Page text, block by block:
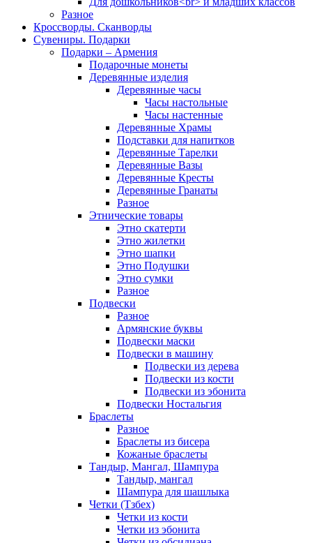
Разное
Кроссворды. Сканворды
Сувениры. Подарки
Подарки – Армения
Подарочные монеты
Деревянные изделия
Деревянные часы
Часы настольные
Часы настенные
Деревянные Храмы
Подставки для напитков
Деревянные Тарелки
Деревянные Вазы
Деревянные Кресты
Деревянные Гранаты
Разное
Этнические товары
Этно скатерти
Этно жилетки
Этно шапки
Этно Подушки
Этно сумки
Разное
Подвески
Разное
Армянские буквы
Подвески маски
Подвески в машину
Подвески из дерева
Подвески из кости
Подвески из эбонита
Подвески Ностальгия
Браслеты
Разное
Браслеты из бисера
Кожаные браслеты
Тандыр, Мангал, Шампура
Тандыр, мангал
Шампура для шашлыка
Четки (Тзбех)
Четки из кости
Четки из эбонита